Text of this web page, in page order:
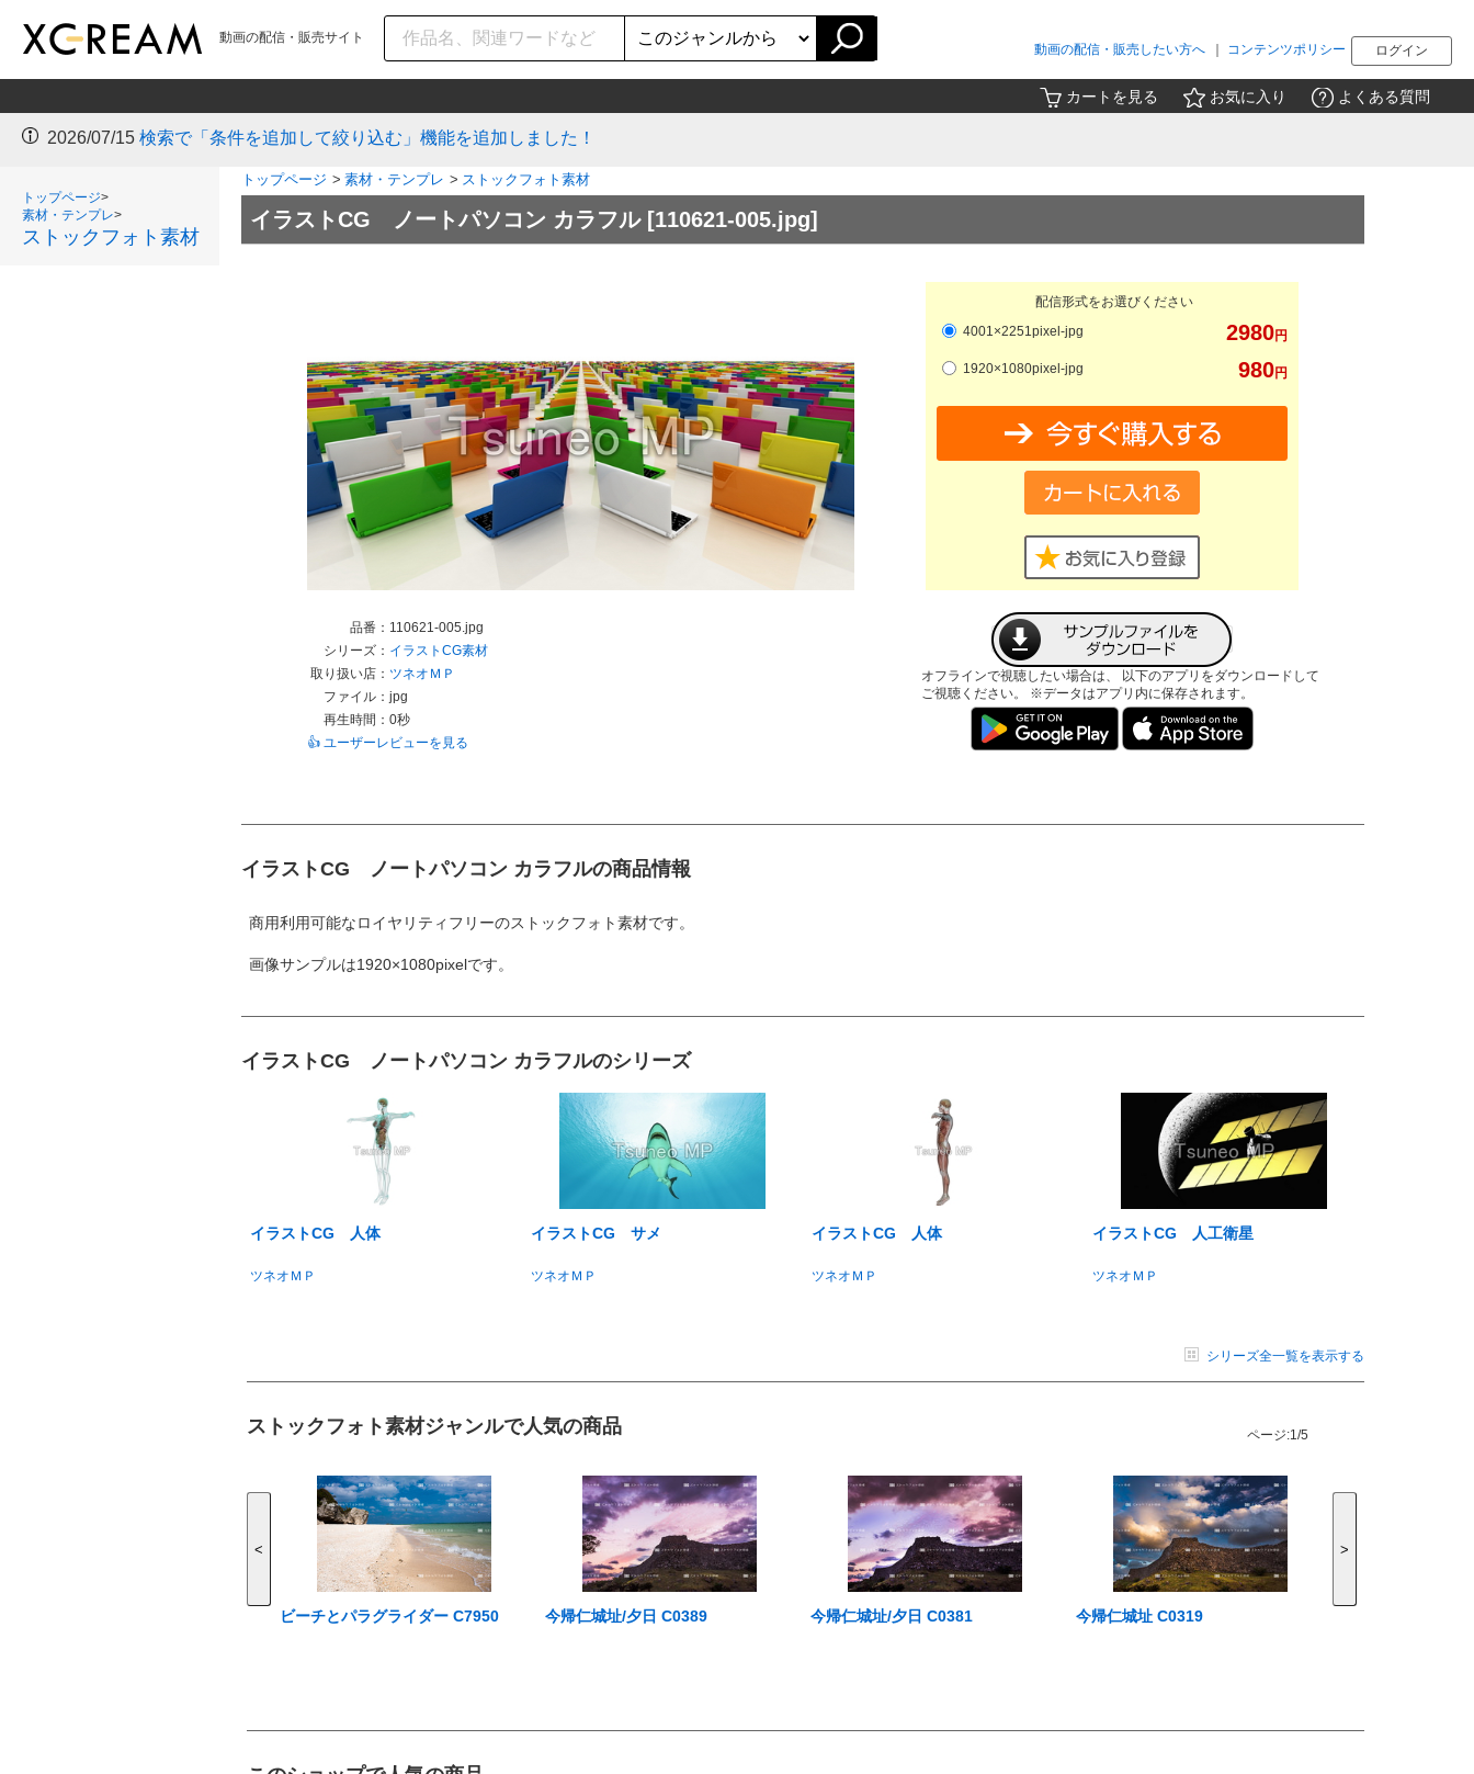
動画の配信・販売サイト
ログイン
コンテンツポリシー
動画の配信・販売したい方へ
カートを見る お気に入り よくある質問
2026/07/15 検索で「条件を追加して絞り込む」機能を追加しました！
トップページ>
素材・テンプレ>
ストックフォト素材
トップページ > 素材・テンプレ > ストックフォト素材
イラストCG ノートパソコン カラフル [110621-005.jpg]
品番： 110621-005.jpg
シリーズ： イラストCG素材
取り扱い店： ツネオＭＰ
ファイル： jpg
再生時間： 0秒
👍 ユーザーレビューを見る
配信形式をお選びください
2980円
4001×2251pixel-jpg
980円
1920×1080pixel-jpg
オフラインで視聴したい場合は、 以下のアプリをダウンロードして
ご視聴ください。 ※データはアプリ内に保存されます。
イラストCG ノートパソコン カラフルの商品情報
商用利用可能なロイヤリティフリーのストックフォト素材です。
画像サンプルは1920×1080pixelです。
イラストCG ノートパソコン カラフルのシリーズ
イラストCG 人体
ツネオＭＰ
イラストCG サメ
ツネオＭＰ
イラストCG 人体
ツネオＭＰ
イラストCG 人工衛星
ツネオＭＰ
シリーズ全一覧を表示する
ストックフォト素材ジャンルで人気の商品 ページ:1/5
<
ビーチとパラグライダー C7950 今帰仁城址/夕日 C0389 今帰仁城址/夕日 C0381 今帰仁城址 C0319
>